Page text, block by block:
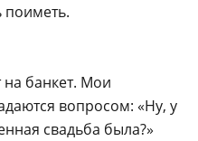
поиметь.
на банкет. Мои
вопросом: «Ну, у
свадьба была?»